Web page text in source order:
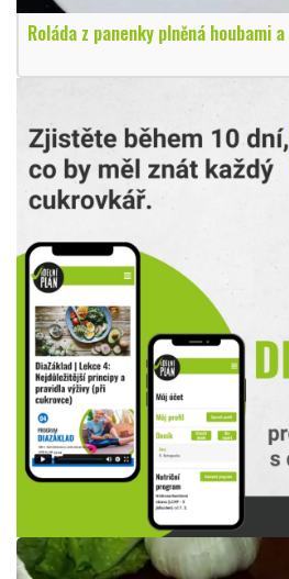
Roláda z panenky plněná houbami